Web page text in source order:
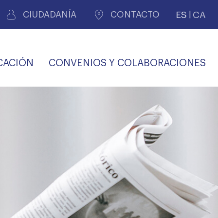
CIUDADANÍA CONTACTO ES CA
CONVENIOS Y COLABORACIONES
PERSONAL LABORAL
COMLL
SALUD Y APOYO AL
AGENCIA DE
VIDA
PROFESIONAL
OFERTAS Y
TRANSPARENCIA
TRÁMITES CONSULTA
MÉDICA